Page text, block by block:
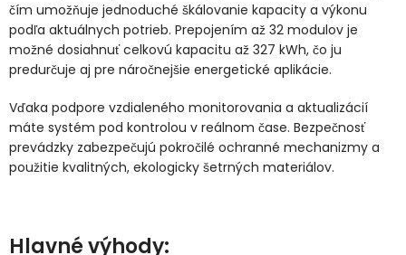
čím umožňuje jednoduché škálovanie kapacity a výkonu
podľa aktuálnych potrieb. Prepojením až 32 modulov je
možné dosiahnuť celkovú kapacitu až 327 kWh, čo ju
predurčuje aj pre náročnejšie energetické aplikácie.
Vďaka podpore vzdialeného monitorovania a aktualizácií
máte systém pod kontrolou v reálnom čase. Bezpečnosť
prevádzky zabezpečujú pokročilé ochranné mechanizmy a
použitie kvalitných, ekologicky šetrných materiálov.
Hlavné výhody: